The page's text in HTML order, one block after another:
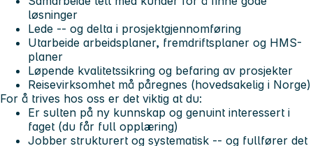
løsninger
Lede -- og delta i prosjektgjennomføring
Utarbeide arbeidsplaner, fremdriftsplaner og HMS-
planer
Løpende kvalitetssikring og befaring av prosjekter
Reisevirksomhet må påregnes (hovedsakelig i Norge)
For å trives hos oss er det viktig at du:
Er sulten på ny kunnskap og genuint interessert i
faget (du får full opplæring)
Jobber strukturert og systematisk -- og fullfører det